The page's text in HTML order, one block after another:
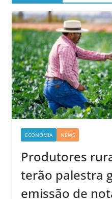
ECONOMIA NEWS
Produtores
terão palestra
emissão de